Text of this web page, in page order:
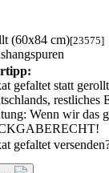
(60x84 cm)[23575]
gefaltet statt
restliches
Wenn wir das
gefaltet